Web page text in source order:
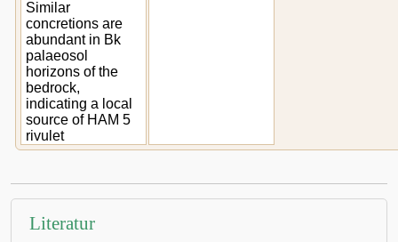
Similar
concretions are
abundant in Bk
palaeosol
horizons of the
bedrock,
indicating a local
source of HAM 5
rivulet
Literatur